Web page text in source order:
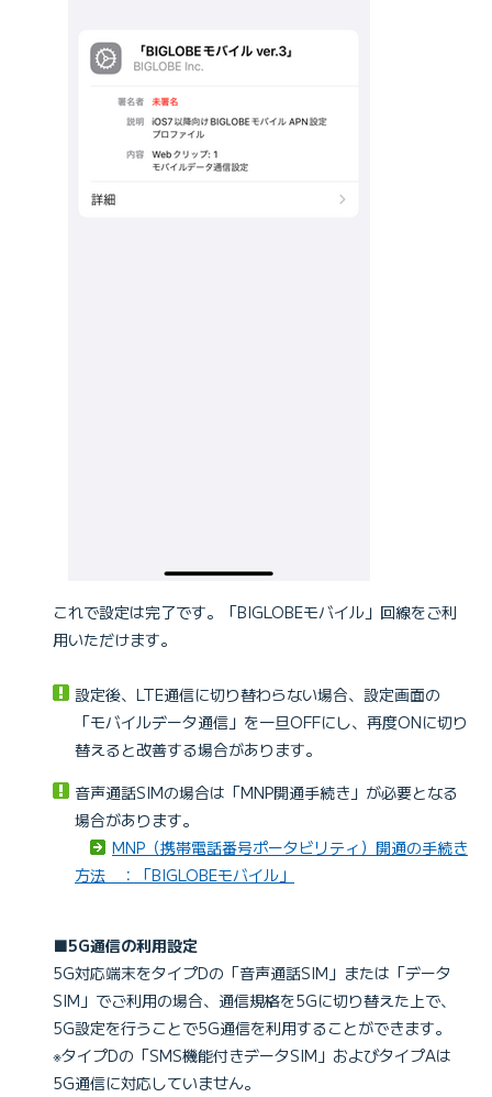
これで設定は完了です。「BIGLOBEモバイル」回線をご利
用いただけます。
設定後、LTE通信に切り替わらない場合、設定画面の
「モバイルデータ通信」を一旦OFFにし、再度ONに切り
替えると改善する場合があります。
音声通話SIMの場合は「MNP開通手続き」が必要となる
場合があります。
MNP（携帯電話番号ポータビリティ）開通の手続き
方法 ：「BIGLOBEモバイル」
■5G通信の利用設定
5G対応端末をタイプDの「音声通話SIM」または「データ
SIM」でご利用の場合、通信規格を5Gに切り替えた上で、
5G設定を行うことで5G通信を利用することができます。
※タイプDの「SMS機能付きデータSIM」およびタイプAは
5G通信に対応していません。